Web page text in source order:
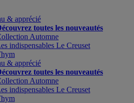
& apprécié
toutes les nouveautés
Automne
indispensables Le Creuset
& apprécié
toutes les nouveautés
Automne
indispensables Le Creuset